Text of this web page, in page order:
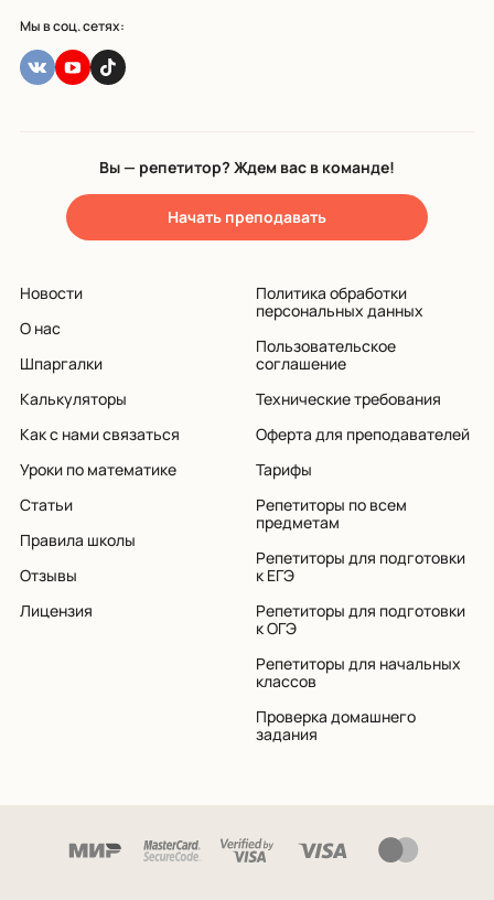
Мы в соц. сетях:
Вы — репетитор? Ждем вас в команде!
Начать преподавать
Новости
О нас
Шпаргалки
Калькуляторы
Как с нами связаться
Уроки по математике
Статьи
Правила школы
Отзывы
Лицензия
Политика обработки
персональных данных
Пользовательское
соглашение
Технические требования
Оферта для преподавателей
Тарифы
Репетиторы по всем
предметам
Репетиторы для подготовки
к ЕГЭ
Репетиторы для подготовки
к ОГЭ
Репетиторы для начальных
классов
Проверка домашнего
задания